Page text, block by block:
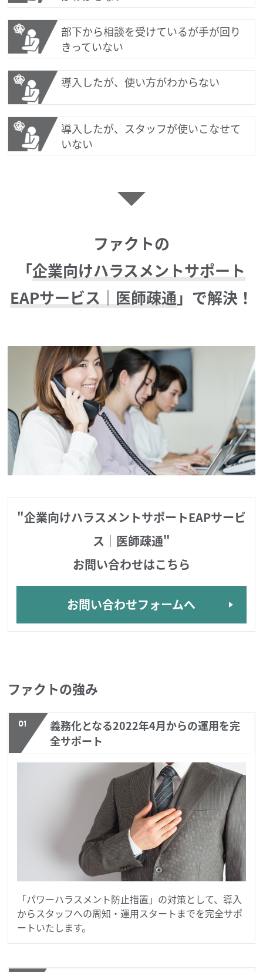
部下から相談を受けているが手が回り
きっていない
導入したが、使い方がわからない
導入したが、スタッフが使いこなせて
いない
ファクトの
「企業向けハラスメントサポート
EAPサービス｜医師疎通 」で解決！
"企業向けハラスメントサポートEAPサービ
ス｜医師疎通"
お問い合わせはこちら
お問い合わせフォームへ
ファクトの強み
01
義務化となる2022年4月からの運用を完
全サポート
「パワーハラスメント防止措置」の対策として、導入
からスタッフへの周知・運用スタートまでを完全サポ
ートいたします。